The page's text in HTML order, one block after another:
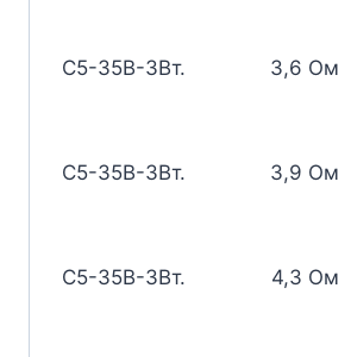
С5-35В-3Вт. 3,6 Ом
С5-35В-3Вт. 3,9 Ом
С5-35В-3Вт. 4,3 Ом